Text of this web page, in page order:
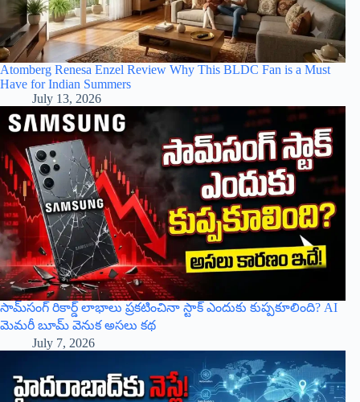
Atomberg Renesa Enzel Review Why This BLDC Fan is a Must
Have for Indian Summers
July 13, 2026
సామ్‌సంగ్ రికార్డ్ లాభాలు ప్రకటించినా స్టాక్ ఎందుకు కుప్పకూలింది? AI
మెమరీ బూమ్ వెనుక అసలు కథ
July 7, 2026